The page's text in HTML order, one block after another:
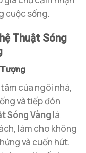
cuộc sống.
Thuật Sóng
của ngôi nhà,
và tiếp đón
Sóng Vàng là
làm cho không
và cuốn hút.